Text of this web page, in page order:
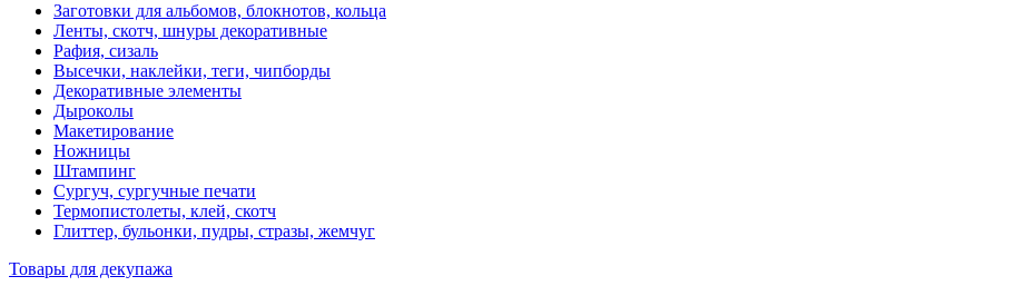
Заготовки для альбомов, блокнотов, кольца
Ленты, скотч, шнуры декоративные
Рафия, сизаль
Высечки, наклейки, теги, чипборды
Декоративные элементы
Дыроколы
Макетирование
Ножницы
Штампинг
Сургуч, сургучные печати
Термопистолеты, клей, скотч
Глиттер, бульонки, пудры, стразы, жемчуг
Товары для декупажа